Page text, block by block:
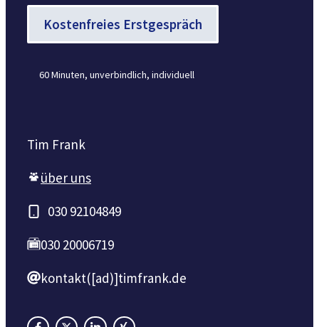
Kostenfreies Erstgespräch
60 Minuten, unverbindlich, individuell
Tim Frank
über uns
030 92104849
030 20006719
kontakt([ad)]timfrank.de